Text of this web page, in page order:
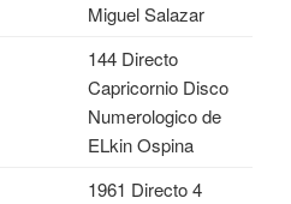
Miguel Salazar
144 Directo
Capricornio Disco
Numerologico de
ELkin Ospina
1961 Directo 4